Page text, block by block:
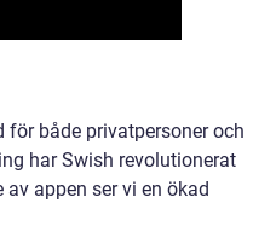
både privatpersoner och
har Swish revolutionerat
appen ser vi en ökad